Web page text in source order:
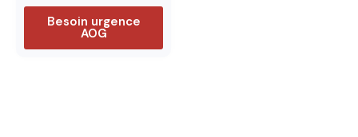
Besoin urgence
AOG